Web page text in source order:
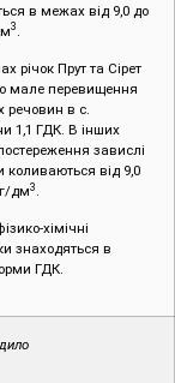
в межах від 9,0 до
3
річок Прут та Сірет
мале перевищення
речовин в с.
1,1 ГДК. В інших
завислі
коливаються від 9,0
дм3 .
хімічні
знаходяться в
ГДК.